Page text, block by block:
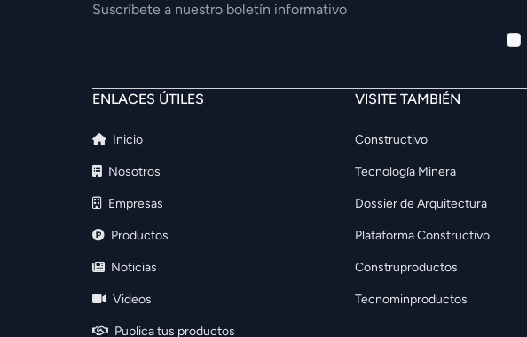
Suscríbete a nuestro boletín informativo
ENLACES ÚTILES
Inicio
Nosotros
Empresas
Productos
Noticias
Videos
Publica tus productos
VISITE TAMBIÉN
Constructivo
Tecnología Minera
Dossier de Arquitectura
Plataforma Constructivo
Construproductos
Tecnominproductos